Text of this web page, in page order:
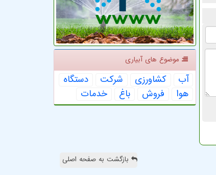
موضوع های آبیاری
آب كشاورزی شركت
دستگاه
هوا
فروش باغ خدمات
بازگشت به صفحه اصلی